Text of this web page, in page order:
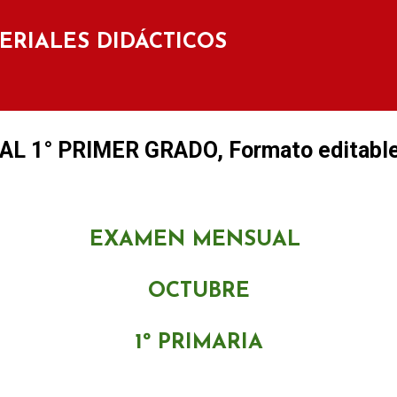
DIDÁCTICOS
1° PRIMER GRADO, Formato
EXAMEN MENSUAL
OCTUBRE
1º PRIMARIA